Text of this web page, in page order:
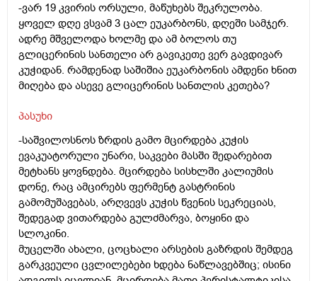
-ვარ 19 კვირის ორსული, მაწუხებს შეკრულობა.
ყოველ დღე ვსვამ 3 ცალ ეუკარბონს, დღეში სამჯერ.
ადრე მშველოდა ხოლმე და ამ ბოლოს თუ
გლიცერინის სანთელი არ გავიკეთე ვერ გავდივარ
კუჭიდან. რამდენად საშიშია ეუკარბონის ამდენი ხნით
მიღება და ასევე გლიცერინის სანთლის კეთება?
პასუხი
-საშვილოსნოს ზრდის გამო მცირდება კუჭის
ევაკუატორული უნარი, საკვები მასში შედარებით
მეტხანს ყოვნდება. მცირდება სისხლში კალიუმის
დონე, რაც ამცირებს ფერმენტ გასტრინის
გამომუშავებას, არღვევს კუჭის წვენის სეკრეციას,
შედეგად ვითარდება გულძმარვა, ბოყინი და
სლოკინი.
მუცელში ახალი, ცოცხალი არსების გაზრდის შემდეგ
გარკვეული ცვლილებები ხდება ნაწლავებშიც; ისინი